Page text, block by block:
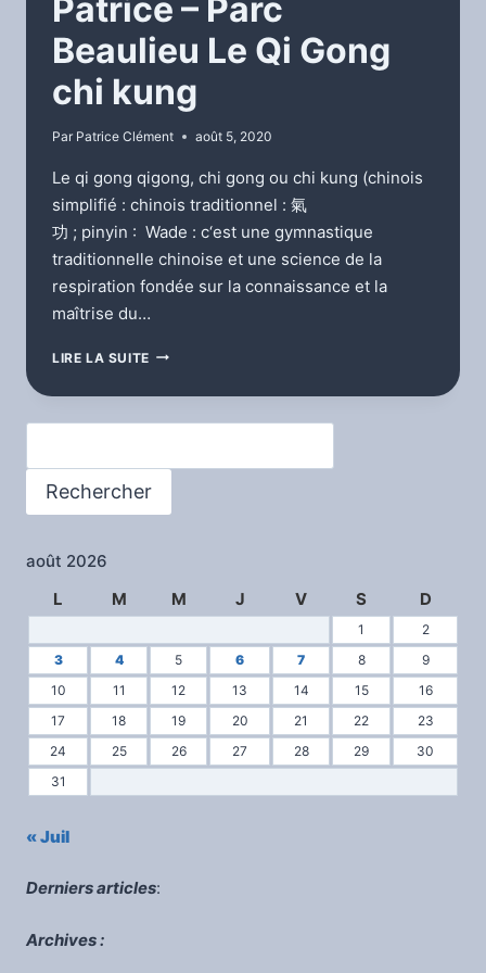
Patrice – Parc
Beaulieu Le Qi Gong
chi kung
Par Patrice Clément août 5, 2020
Le qi gong qigong, chi gong ou chi kung (chinois
simplifié : chinois traditionnel : 氣
功 ; pinyin : Wade : c‘est une gymnastique
traditionnelle chinoise et une science de la
respiration fondée sur la connaissance et la
maîtrise du…
LIRE LA SUITE PATRICE
PARC
Rechercher
août 2026
L
M M J V S D
1
2
3
4 5 6 7 8
9
10
11 12 13 14 15
16
17
18 19 20 21 22
23
24
25 26 27 28 29
30
31
« Juil
Derniers articles:
Archives :